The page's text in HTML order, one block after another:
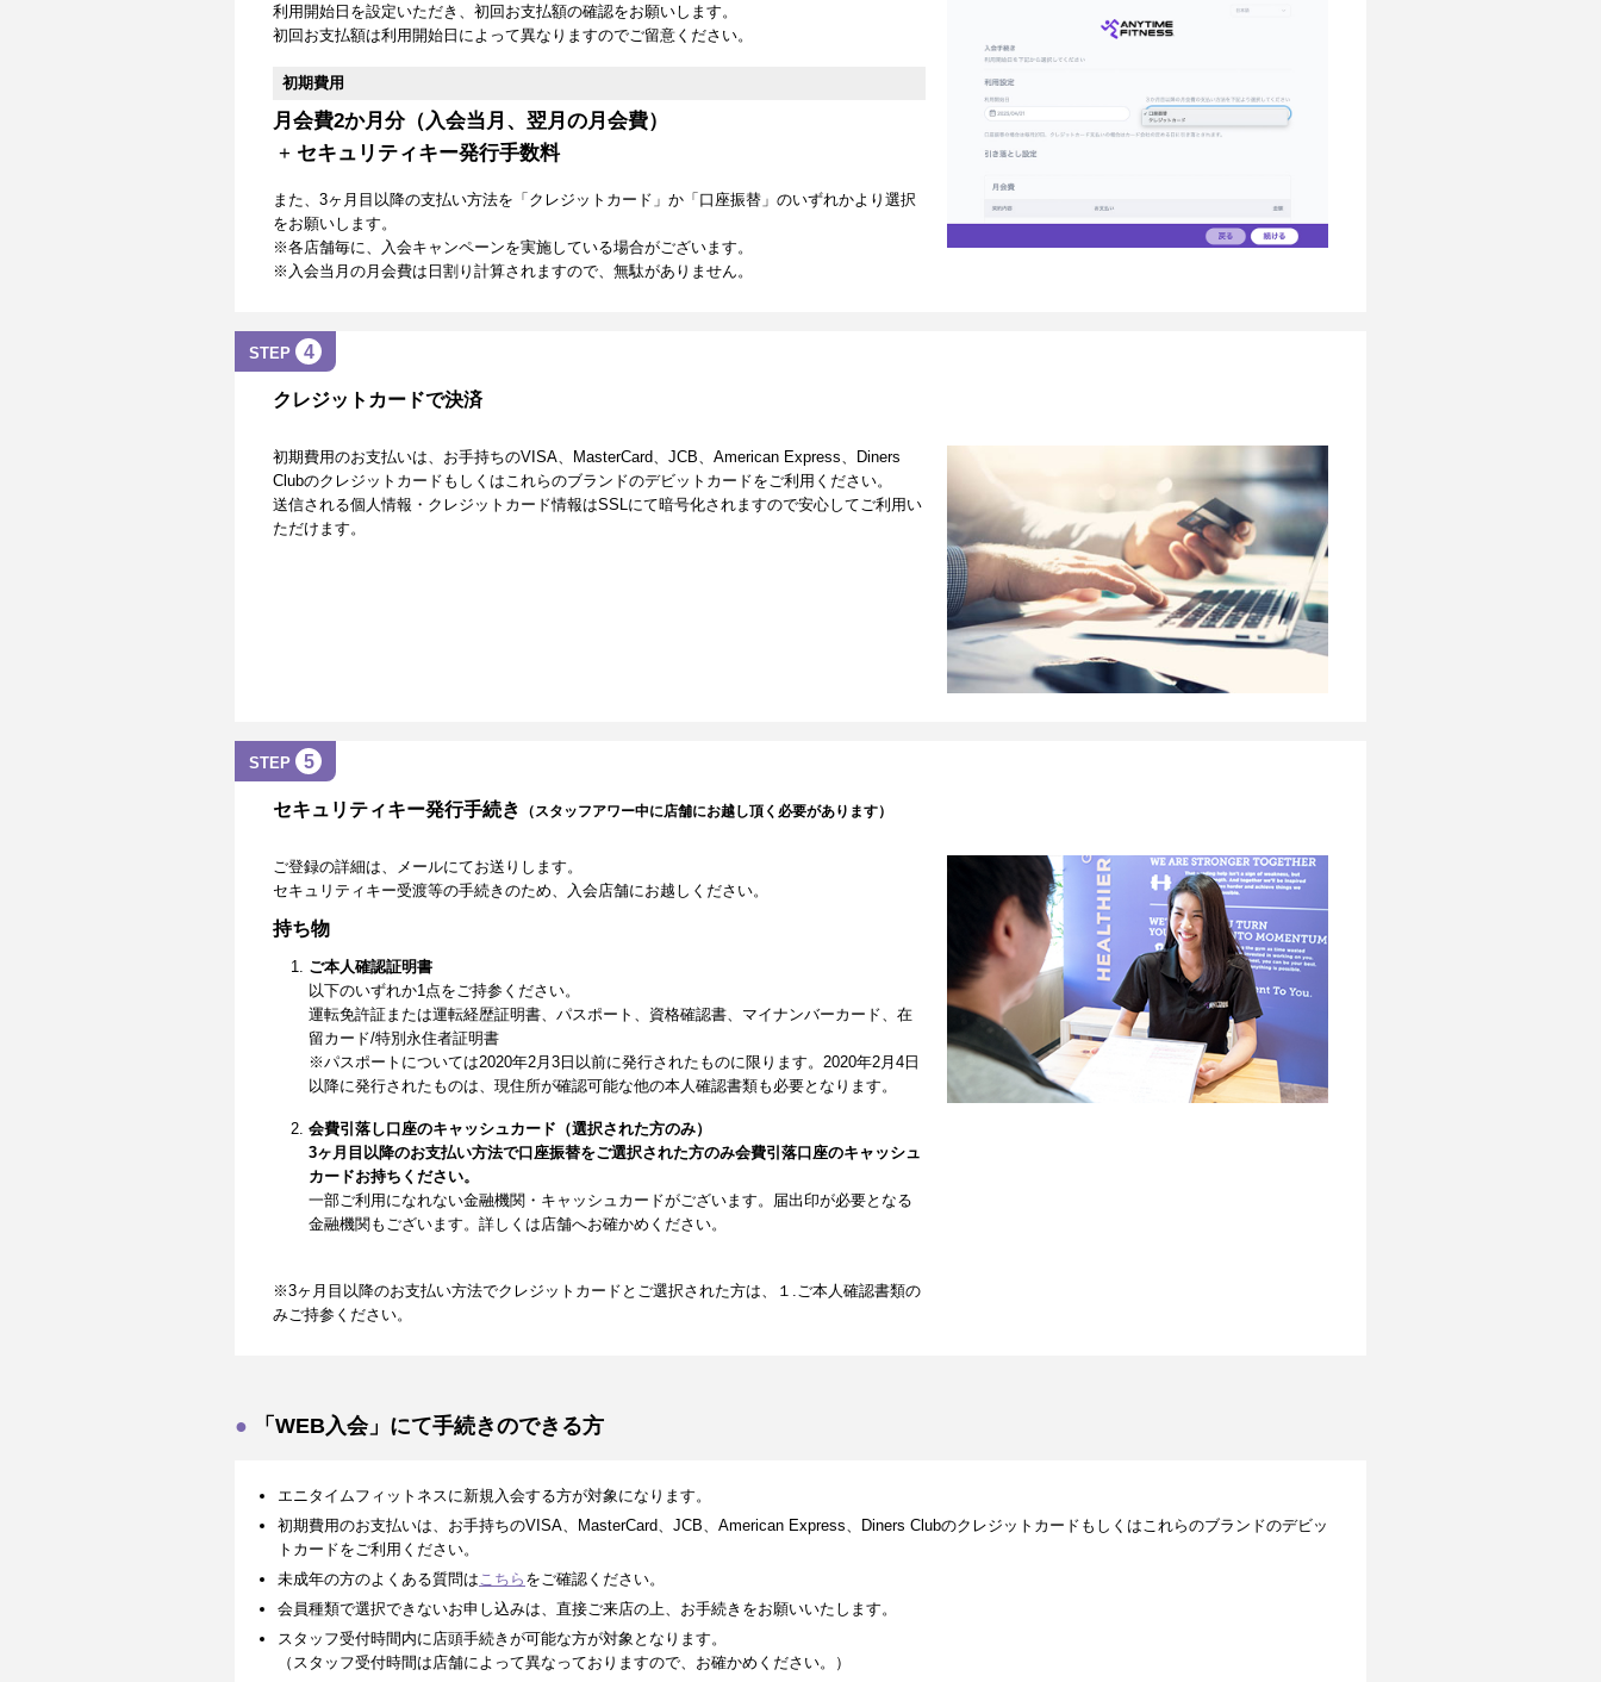
利用開始日を設定いただき、初回お支払額の確認をお願いします。
初回お支払額は利用開始日によって異なりますのでご留意ください。
初期費用
月会費2か月分（入会当月、翌月の月会費）
+ セキュリティキー発行手数料
また、3ヶ月目以降の支払い方法を「クレジットカード」か「口座振替」のいずれかより選択
をお願いします。
※各店舗毎に、入会キャンペーンを実施している場合がございます。
※入会当月の月会費は日割り計算されますので、無駄がありません。
STEP 4
クレジットカードで決済
初期費用のお支払いは、お手持ちのVISA、MasterCard、JCB、American Express、Diners
Clubのクレジットカードもしくはこれらのブランドのデビットカードをご利用ください。
送信される個人情報・クレジットカード情報はSSLにて暗号化されますので安心してご利用い
ただけます。
STEP 5
セキュリティキー発行手続き （スタッフアワー中に店舗にお越し頂く必要があります）
ご登録の詳細は、メールにてお送りします。
セキュリティキー受渡等の手続きのため、入会店舗にお越しください。
持ち物
ご本人確認証明書
以下のいずれか1点をご持参ください。
運転免許証または運転経歴証明書、パスポート、資格確認書、マイナンバーカード、在
留カード/特別永住者証明書
※パスポートについては2020年2月3日以前に発行されたものに限ります。2020年2月4日
以降に発行されたものは、現住所が確認可能な他の本人確認書類も必要となります。
会費引落し口座のキャッシュカード（選択された方のみ）
3ヶ月目以降のお支払い方法で口座振替をご選択された方のみ会費引落口座のキャッシュ
カードお持ちください。
一部ご利用になれない金融機関・キャッシュカードがございます。届出印が必要となる
金融機関もございます。詳しくは店舗へお確かめください。
※3ヶ月目以降のお支払い方法でクレジットカードとご選択された方は、１.ご本人確認書類の
みご持参ください。
「WEB入会」にて手続きのできる方
エニタイムフィットネスに新規入会する方が対象になります。
初期費用のお支払いは、お手持ちのVISA、MasterCard、JCB、American Express、Diners Clubのクレジットカードもしくはこれらのブランドのデビッ
トカードをご利用ください。
未成年の方のよくある質問は こちら をご確認ください。
会員種類で選択できないお申し込みは、直接ご来店の上、お手続きをお願いいたします。
スタッフ受付時間内に店頭手続きが可能な方が対象となります。
（スタッフ受付時間は店舗によって異なっておりますので、お確かめください。）